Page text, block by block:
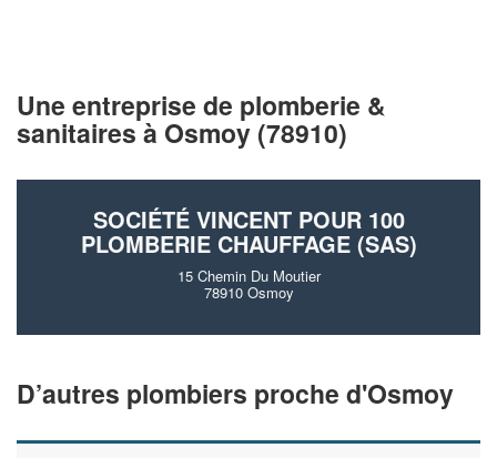
Une entreprise de plomberie &
sanitaires à Osmoy (78910)
SOCIÉTÉ VINCENT POUR 100
PLOMBERIE CHAUFFAGE (SAS)
15 Chemin Du Moutier
78910 Osmoy
D’autres plombiers proche d'Osmoy
Augmentez votre
vosmargestout en gagnant
nouveaux clients